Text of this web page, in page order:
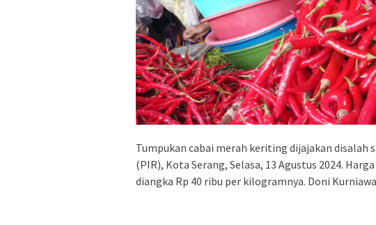
Tumpukan cabai merah keriting dijajakan disalah
(PIR), Kota Serang, Selasa, 13 Agustus 2024.
diangka Rp 40 ribu per kilogramnya. Doni